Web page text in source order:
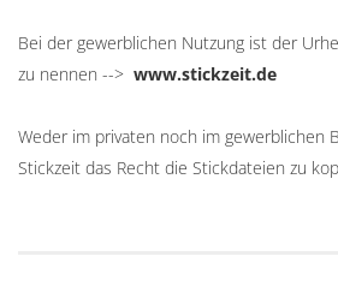
Bei der gewerblichen Nutzung ist der
zu nennen --> www.stickzeit.de
Weder im privaten noch im gewerblichen
Stickzeit das Recht die Stickdateien zu